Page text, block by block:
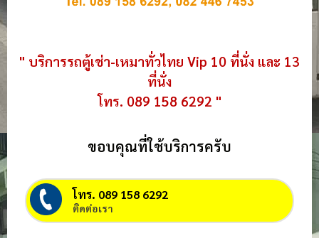
" บริการรถตู้เช่า-เหมาทั่วไทย Vip 10 ที่นั่ง และ 13
ที่นั่ง
โทร. 089 158 6292 "
ขอบคุณที่ใช้บริการครับ
โทร. 089 158 6292
ติดต่อเรา